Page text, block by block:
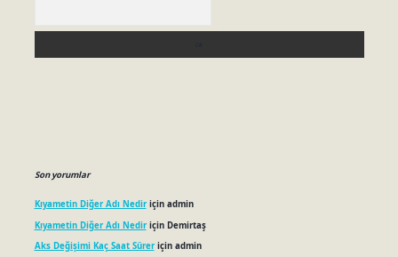
Son yorumlar
Kıyametin Diğer Adı Nediriçin admin
Kıyametin Diğer Adı Nediriçin Demirtaş
Aks Değişimi Kaç Saat Süreriçin admin